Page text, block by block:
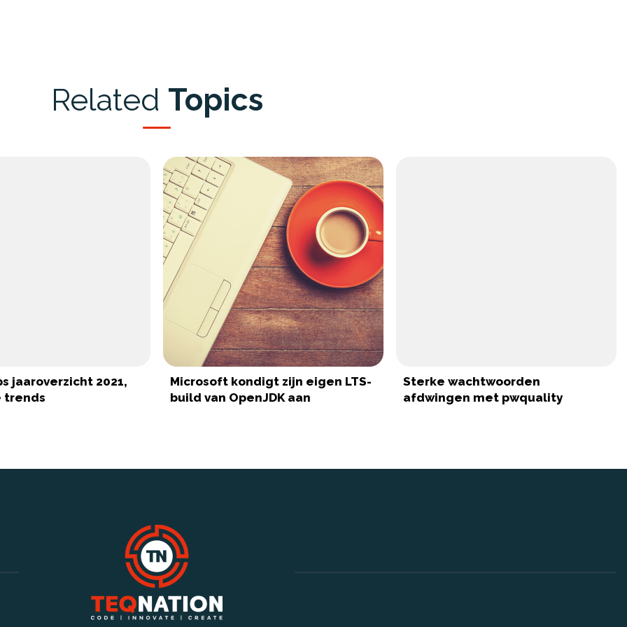
Related Topics
jaaroverzicht 2021,
trends
Microsoft kondigt zijn eigen LTS-
build van OpenJDK aan
Sterke wachtwoorden
afdwingen met pwquality